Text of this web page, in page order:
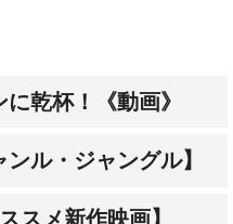
乾杯！《動画》
ル・ジャングル】
スメ新作映画】